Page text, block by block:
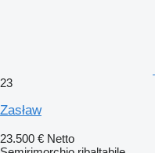
23
Zasław
23.500 € Netto